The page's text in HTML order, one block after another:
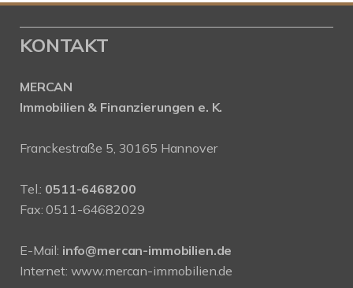
KONTAKT
MERCAN
Immobilien & Finanzierungen e. K.
Franckestraße 5, 30165 Hannover
Tel.: 0511-6468200
Fax: 0511-64682029
E-Mail: info@mercan-immobilien.de
Internet: www.mercan-immobilien.de